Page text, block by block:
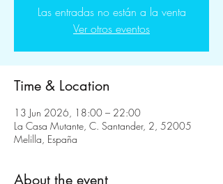
Las entradas no están a la venta
Ver otros eventos
Time & Location
13 Jun 2026, 18:00 – 22:00
La Casa Mutante, C. Santander, 2, 52005
Melilla, España
About the event